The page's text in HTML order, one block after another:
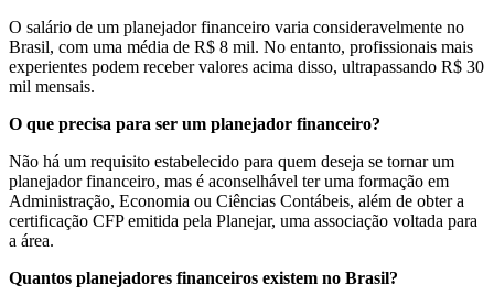
O salário de um planejador financeiro varia consideravelmente no
Brasil, com uma média de R$ 8 mil. No entanto, profissionais mais
experientes podem receber valores acima disso, ultrapassando R$ 30
mil mensais.
O que precisa para ser um planejador financeiro?
Não há um requisito estabelecido para quem deseja se tornar um
planejador financeiro, mas é aconselhável ter uma formação em
Administração, Economia ou Ciências Contábeis, além de obter a
certificação CFP emitida pela Planejar, uma associação voltada para
a área.
Quantos planejadores financeiros existem no Brasil?